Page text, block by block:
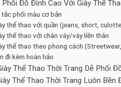
Phối Đồ Đỉnh Cao Với Giày Thể
tắc phối màu cơ bản
thể thao với quần (jeans, short,
thể thao với chân váy/váy liền thân
thể thao theo phong cách
đi kèm hoàn hảo
Thể Thao Thời Trang Dễ Phối
Thể Thao Thời Trang Luôn Bền